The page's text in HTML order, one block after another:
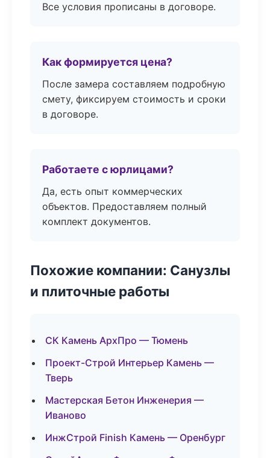
Все условия прописаны в договоре.
Как формируется цена?
После замера составляем подробную
смету, фиксируем стоимость и сроки
в договоре.
Работаете с юрлицами?
Да, есть опыт коммерческих
объектов. Предоставляем полный
комплект документов.
Похожие компании: Санузлы
и плиточные работы
СК Камень АрхПро — Тюмень
Проект-Строй Интерьер Камень —
Тверь
Мастерская Бетон Инженерия —
Иваново
ИнжСтрой Finish Камень — Оренбург